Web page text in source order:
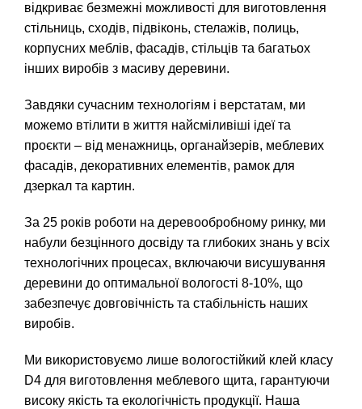
відкриває безмежні можливості для виготовлення
стільниць, сходів, підвіконь, стелажів, полиць,
корпусних меблів, фасадів, стільців та багатьох
інших виробів з масиву деревини.
Завдяки сучасним технологіям і верстатам, ми
можемо втілити в життя найсміливіші ідеї та
проєкти – від менажниць, органайзерів, меблевих
фасадів, декоративних елементів, рамок для
дзеркал та картин.
За 25 років роботи на деревообробному ринку, ми
набули безцінного досвіду та глибоких знань у всіх
технологічних процесах, включаючи висушування
деревини до оптимальної вологості 8-10%, що
забезпечує довговічність та стабільність наших
виробів.
Ми використовуємо лише вологостійкий клей класу
D4 для виготовлення меблевого щита, гарантуючи
високу якість та екологічність продукції. Наша